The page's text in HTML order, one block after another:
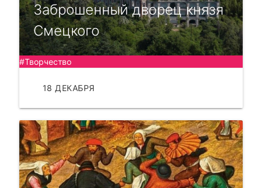
Заброшенный дворец князя
Смецкого
#Творчество
18 ДЕКАБРЯ